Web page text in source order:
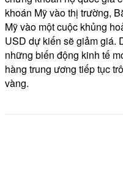
khoán Mỹ vào thị trường,
Mỹ vào một cuộc khủng
USD dự kiến sẽ giảm giá.
những biến động kinh tế
hàng trung ương tiếp tục
vàng.